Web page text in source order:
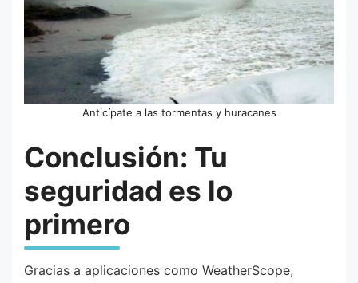
Anticípate a las tormentas y huracanes
Conclusión: Tu
seguridad es lo
primero
Gracias a aplicaciones como WeatherScope,